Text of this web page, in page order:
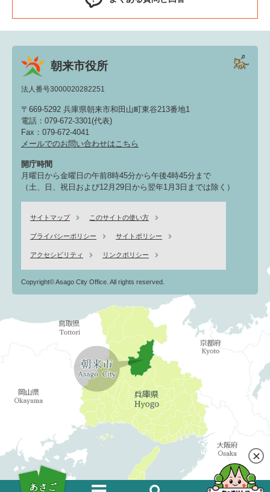
朝来市役所
法人番号3000020282251
〒669-5292 兵庫県朝来市和田山町東谷213番地1
電話：079-672-3301(代表)
Fax：079-672-4041
メールでのお問い合わせはこちら
開庁時間
月曜日から金曜日の午前8時45分から午後4時45分まで
（土、日、祝日および12月29日から翌年1月3日までは除く）
サイトマップ このサイトの使い方
プライバシーポリシー サイトポリシー
アクセシビリティ リンクポリシー
Copyright© Asago City Office. All rights reserved.